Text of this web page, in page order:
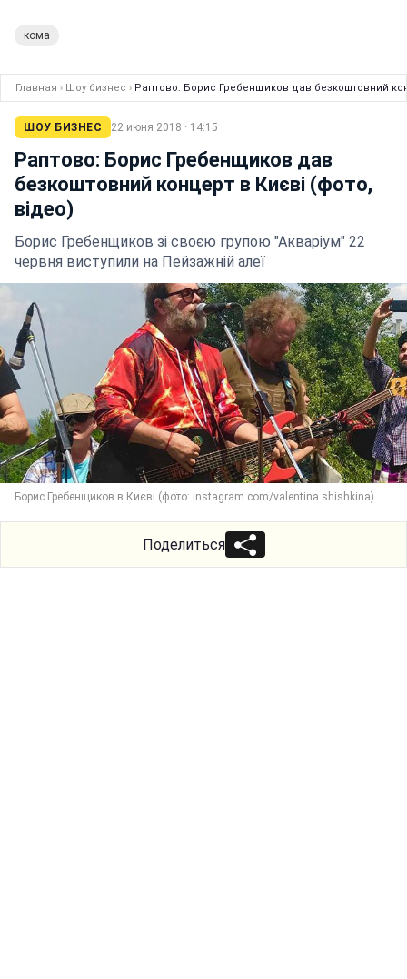
кома
Главная › Шоу бизнес › Раптово: Борис Гребенщиков дав безкоштовний
ШОУ БИЗНЕС 22 июня 2018 · 14:15
Раптово: Борис Гребенщиков дав
безкоштовний концерт в Києві (фото,
відео)
Борис Гребенщиков зі своєю групою "Акваріум" 22
червня виступили на Пейзажній алеї
Борис Гребенщиков в Києві (фото: instagram.com/valentina.shishkina)
Поделиться